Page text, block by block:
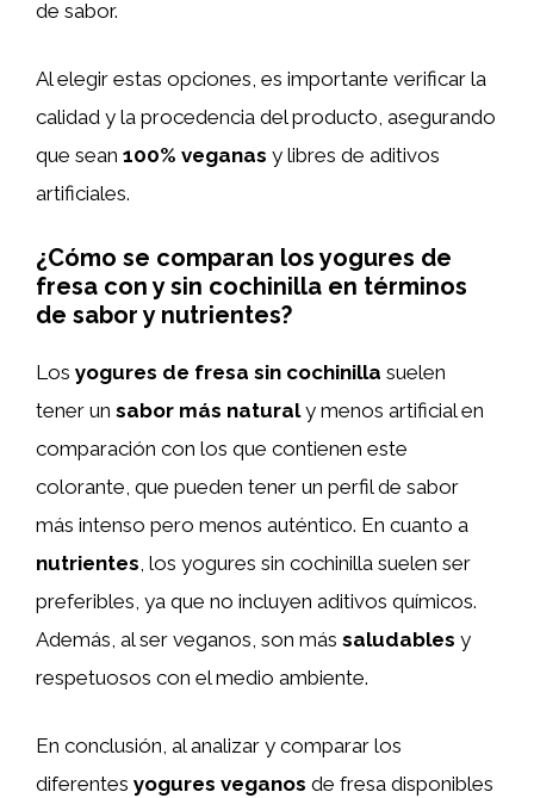
de sabor.
Al elegir estas opciones, es importante verificar la
calidad y la procedencia del producto, asegurando
que sean 100% veganas y libres de aditivos
artificiales.
¿Cómo se comparan los yogures de
fresa con y sin cochinilla en términos
de sabor y nutrientes?
Los yogures de fresa sin cochinilla suelen
tener un sabor más naturaly menos artificial en
comparación con los que contienen este
colorante, que pueden tener un perfil de sabor
más intenso pero menos auténtico. En cuanto a
nutrientes , los yogures sin cochinilla suelen ser
preferibles, ya que no incluyen aditivos químicos.
Además, al ser veganos, son más saludables y
respetuosos con el medio ambiente.
En conclusión, al analizar y comparar los
diferentes yogures veganos de fresa disponibles